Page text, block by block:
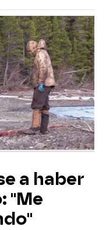
a haber
"Me